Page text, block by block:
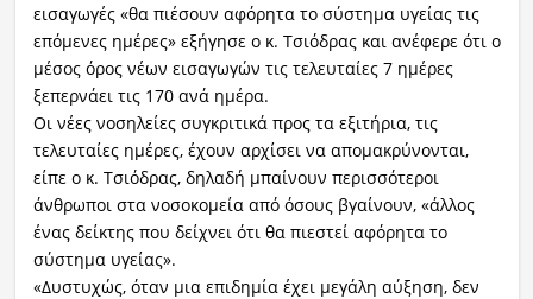
εισαγωγές «θα πιέσουν αφόρητα το σύστημα υγείας τις
επόμενες ημέρες» εξήγησε ο κ. Τσιόδρας και ανέφερε ότι ο
μέσος όρος νέων εισαγωγών τις τελευταίες 7 ημέρες
ξεπερνάει τις 170 ανά ημέρα.
Οι νέες νοσηλείες συγκριτικά προς τα εξιτήρια, τις
τελευταίες ημέρες, έχουν αρχίσει να απομακρύνονται,
είπε ο κ. Τσιόδρας, δηλαδή μπαίνουν περισσότεροι
άνθρωποι στα νοσοκομεία από όσους βγαίνουν, «άλλος
ένας δείκτης που δείχνει ότι θα πιεστεί αφόρητα το
σύστημα υγείας».
«Δυστυχώς, όταν μια επιδημία έχει μεγάλη αύξηση, δεν